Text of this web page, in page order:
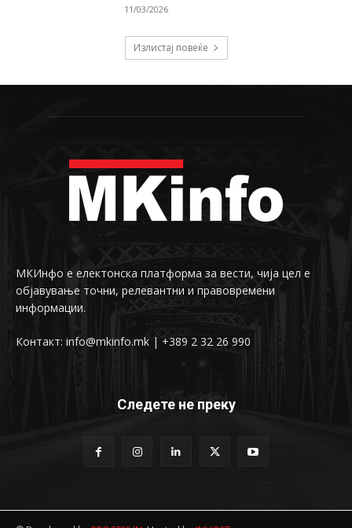
11/03/2026
Излистај повеќе
МКИнфо е електонска платформа за вести, чија цел е
објавување точни, релевантни и правовремени
информации.
Контакт: info@mkinfo.mk | +389 2 32 26 990
Следете не преку